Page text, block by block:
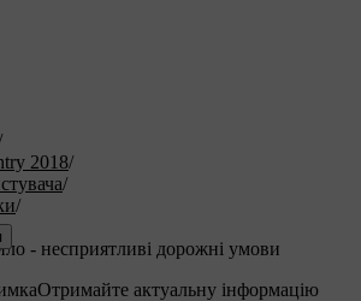
2018/
/
/
- несприятливі дорожні умови
Отримайте актуальну інформацію